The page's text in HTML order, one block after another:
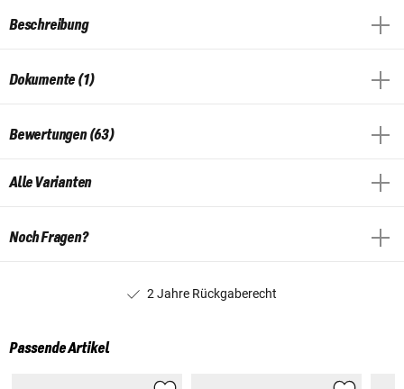
Beschreibung
Dokumente (1)
Bewertungen (63)
Alle Varianten
Noch Fragen?
2 Jahre Rückgaberecht
Passende Artikel